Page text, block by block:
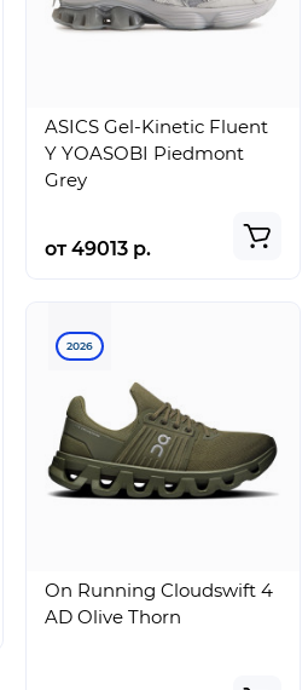
ASICS Gel-Kinetic Fluent
Y YOASOBI Piedmont
Grey
от 49013 р.
2026
On Running Cloudswift 4
AD Olive Thorn